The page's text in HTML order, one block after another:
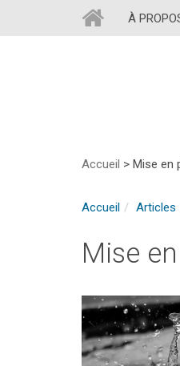
À
Accueil > Mise en
Accueil Articles
Mise